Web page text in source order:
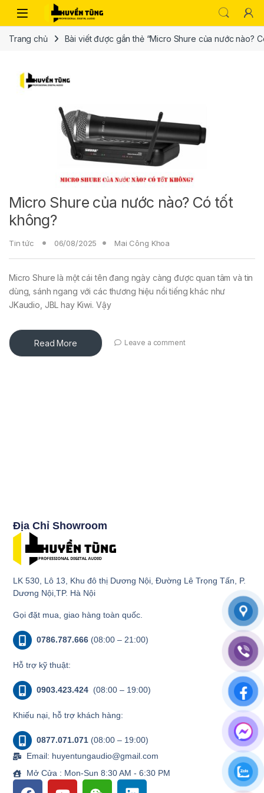
Trang chủ Bài viết được gắn thẻ “Micro Shure của nước nào?
Micro Shure của nước nào? Có tốt
không?
Tin tức 06/08/2025 Mai Công Khoa
Micro Shure là một cái tên đang ngày càng được quan tâm và tin
dùng, sánh ngang với các thương hiệu nổi tiếng khác như
JKaudio, JBL hay Kiwi. Vậy
Read More Leave a comment
Địa Chỉ Showroom
LK 530, Lô 13, Khu đô thị Dương Nội, Đường Lê Trọng Tấn, P.
Dương Nội,TP. Hà Nội
Gọi đặt mua, giao hàng toàn quốc.
0786.787.666 (08:00 – 21:00)
Hỗ trợ kỹ thuật:
0903.423.424 (08:00 – 19:00)
Khiếu nại, hỗ trợ khách hàng:
0877.071.071 (08:00 – 19:00)
Email: huyentungaudio@gmail.com
Mở Cửa : Mon-Sun 8:30 AM - 6:30 PM